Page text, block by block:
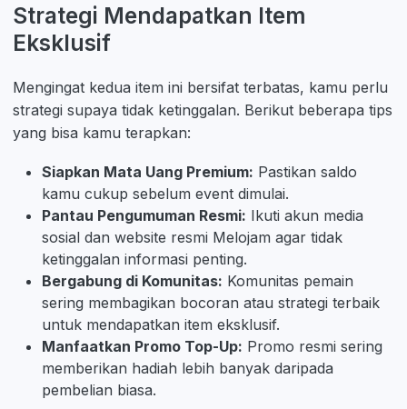
Strategi Mendapatkan Item
Eksklusif
Mengingat kedua item ini bersifat terbatas, kamu perlu
strategi supaya tidak ketinggalan. Berikut beberapa tips
yang bisa kamu terapkan:
Siapkan Mata Uang Premium: Pastikan saldo
kamu cukup sebelum event dimulai.
Pantau Pengumuman Resmi: Ikuti akun media
sosial dan website resmi Melojam agar tidak
ketinggalan informasi penting.
Bergabung di Komunitas: Komunitas pemain
sering membagikan bocoran atau strategi terbaik
untuk mendapatkan item eksklusif.
Manfaatkan Promo Top-Up: Promo resmi sering
memberikan hadiah lebih banyak daripada
pembelian biasa.